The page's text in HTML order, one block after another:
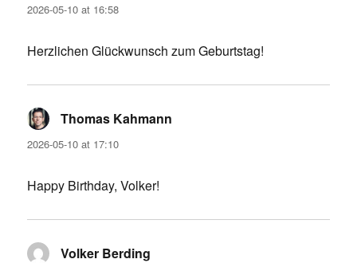
2026-05-10 at 16:58
Herzlichen Glückwunsch zum Geburtstag!
Thomas Kahmann
2026-05-10 at 17:10
Happy Birthday, Volker!
Volker Berding